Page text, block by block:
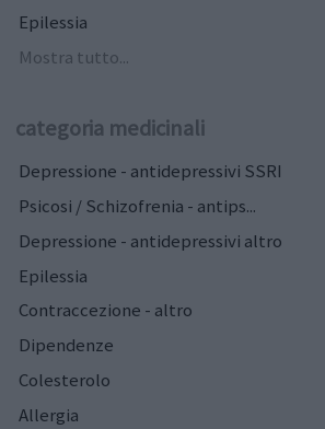
Epilessia
Mostra tutto...
categoria medicinali
Depressione - antidepressivi SSRI
Psicosi / Schizofrenia - antips...
Depressione - antidepressivi altro
Epilessia
Contraccezione - altro
Dipendenze
Colesterolo
Allergia